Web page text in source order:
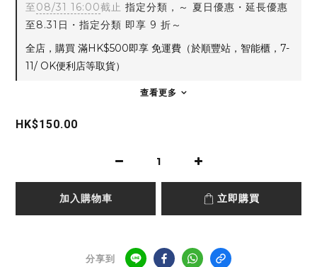
至08/31 16:00截止 指定分類，～ 夏日優惠・延長優惠
至8.31日・指定分類 即享 9 折～
全店，購買 滿HK$500即享 免運費（於順豐站，智能櫃，7-
11/ OK便利店等取貨）
查看更多
HK$150.00
加入購物車 立即購買
分享到